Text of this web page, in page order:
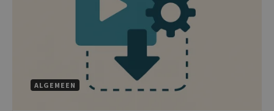
ALGEMEEN